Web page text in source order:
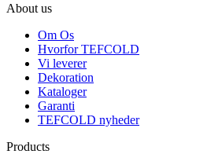
About us
Om Os
Hvorfor TEFCOLD
Vi leverer
Dekoration
Kataloger
Garanti
TEFCOLD nyheder
Products